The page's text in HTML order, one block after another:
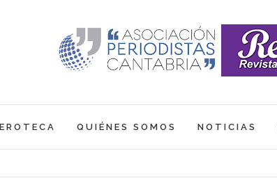
QUIÉNES SOMOS NOTICIAS